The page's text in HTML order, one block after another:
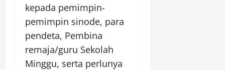
kepada pemimpin-
pemimpin sinode, para
pendeta, Pembina
remaja/guru Sekolah
Minggu, serta perlunya